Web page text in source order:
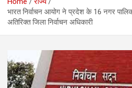
भारत निर्वाचन आयोग ने प्रदेश के 16 नगर
अतिरिक्त जिला निर्वाचन अधिकारी